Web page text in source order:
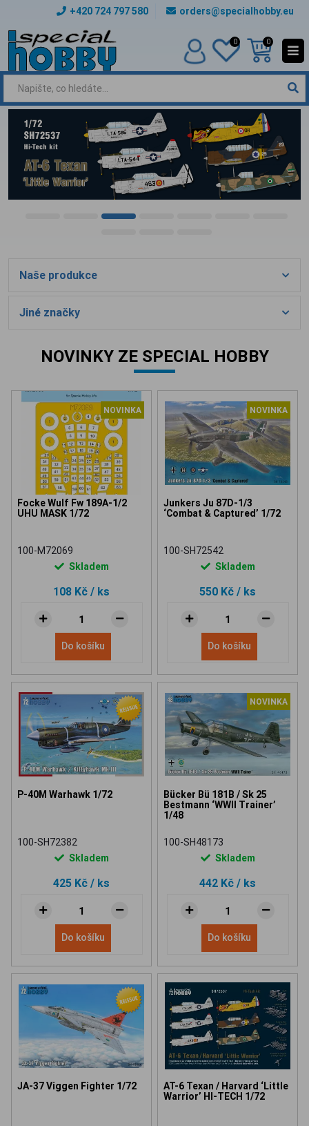
orders@specialhobby.eu
+420 724 797 580
0 0
Naše produkce
Jiné značky
NOVINKY ZE SPECIAL HOBBY
NOVINKA
Focke Wulf Fw 189A-1/2
UHU MASK 1/72
100-M72069
Skladem
108 Kč / ks
Do košíku
NOVINKA
Junkers Ju 87D-1/3
‘Combat & Captured’ 1/72
100-SH72542
Skladem
550 Kč / ks
Do košíku
P-40M Warhawk 1/72
100-SH72382
Skladem
425 Kč / ks
Do košíku
NOVINKA
Bücker Bü 181B / Sk 25
Bestmann ‘WWII Trainer’
1/48
100-SH48173
Skladem
442 Kč / ks
Do košíku
JA-37 Viggen Fighter 1/72
AT-6 Texan / Harvard ‘Little
Warrior’ HI-TECH 1/72